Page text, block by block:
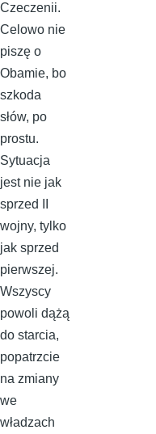
Czeczenii.
Celowo nie
piszę o
Obamie, bo
szkoda
słów, po
prostu.
Sytuacja
jest nie jak
sprzed II
wojny, tylko
jak sprzed
pierwszej.
Wszyscy
powoli dążą
do starcia,
popatrzcie
na zmiany
we
władzach